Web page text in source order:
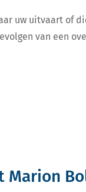
uw uitvaart of
van een
Marion